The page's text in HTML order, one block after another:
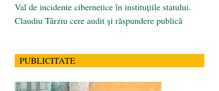
Val de incidente cibernetice în instituțiile statului.
Claudiu Târziu cere audit și răspundere publică
PUBLICITATE